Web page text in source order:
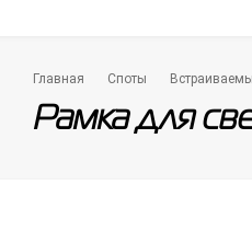
Главная Споты
Рамка для